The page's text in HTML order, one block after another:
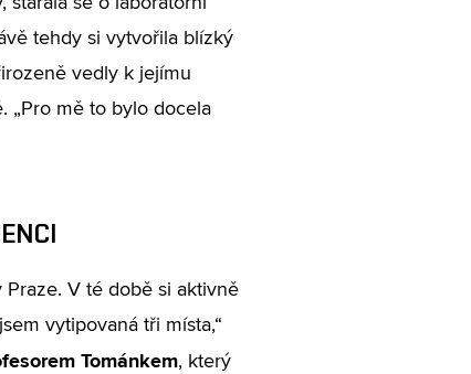
tehdy si vytvořila blízký
vedly k jejímu
„Pro mě to bylo docela
V té době si aktivně
vytipovaná tři místa,“
Tománkem, který